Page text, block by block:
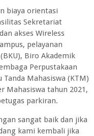
biaya orientasi
Sekretariat
akses Wireless
pelayanan
Biro Akademik
Perpustakaan
Mahasiswa (KTM)
Mahasiswa tahun 2021,
parkiran.
sangat baik dan jika
kami kembali jika